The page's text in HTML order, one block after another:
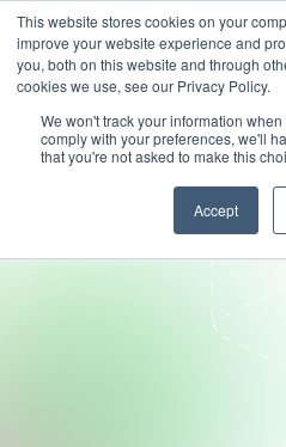
This website stores cookies on your
improve your website experience and
you, both on this website and through
cookies we use, see our Privacy Policy.
We won't track your information
comply with your preferences, we'll
that you're not asked to make this
Accept